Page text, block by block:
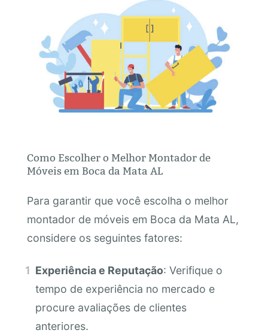
Como Escolher o Melhor Montador de
Móveis em Boca da Mata AL
Para garantir que você escolha o melhor
montador de móveis em Boca da Mata AL,
considere os seguintes fatores:
Experiência e Reputação: Verifique o
tempo de experiência no mercado e
procure avaliações de clientes
anteriores.